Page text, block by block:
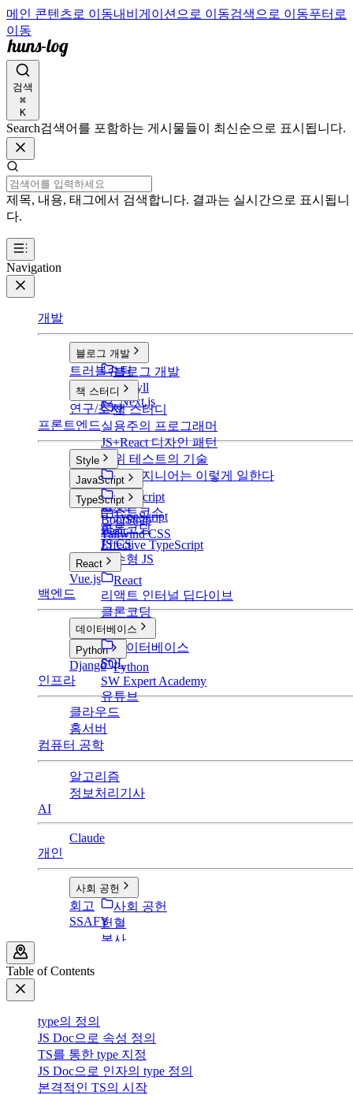
메인 콘텐츠로 이동내비게이션으로 이동검색으로 이동푸터로
이동
검색
⌘
K
Search검색어를 포함하는 게시물들이 최신순으로 표시됩니다.
제목, 내용, 태그에서 검색합니다. 결과는 실시간으로 표시됩니
다.
Navigation
개발
블로그 개발
블로그 개발
v1: Jekyll
v2: Next.js
트러블슈팅
책 스터디
책 스터디
실용주의 프로그래머
JS+React 디자인 패턴
단위 테스트의 기술
구글 엔지니어는 이렇게 일한다
연구/조사
프론트엔드
Style
Style
CSS
SCSS
BootStrap
Tailwind CSS
JavaScript
JavaScript
부스트코스
클론코딩
JS CS
함수형 JS
TypeScript
TypeScript
Basic
Effective TypeScript
React
React
리액트 인터널 딥다이브
클론코딩
Vue.js
백엔드
데이터베이스
데이터베이스
SQL
Python
Python
SW Expert Academy
유튜브
Django
인프라
클라우드
홈서버
컴퓨터 공학
알고리즘
정보처리기사
AI
Claude
개인
사회 공헌
사회 공헌
헌혈
봉사
회고
SSAFY
Table of Contents
type의 정의
JS Doc으로 속성 정의
TS를 통한 type 지정
JS Doc으로 인자의 type 정의
본격적인 TS의 시작